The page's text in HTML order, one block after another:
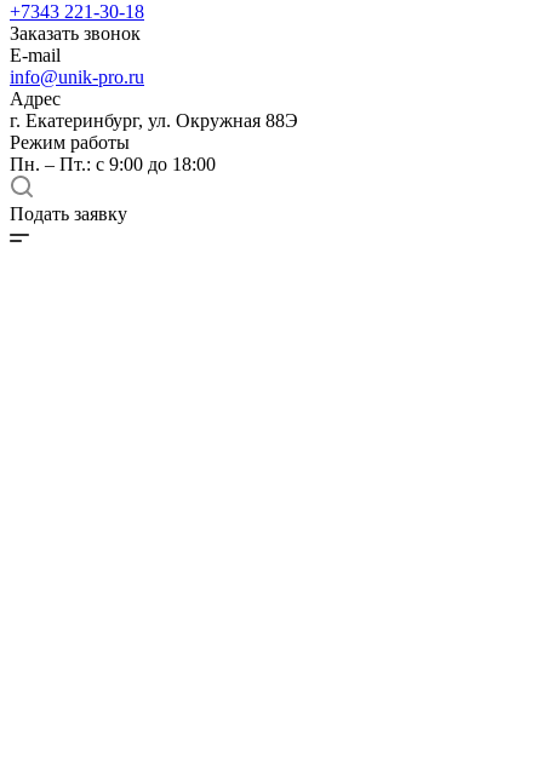
+7343 221-30-18
Заказать звонок
E-mail
info@unik-pro.ru
Адрес
г. Екатеринбург, ул. Окружная 88Э
Режим работы
Пн. – Пт.: с 9:00 до 18:00
Подать заявку